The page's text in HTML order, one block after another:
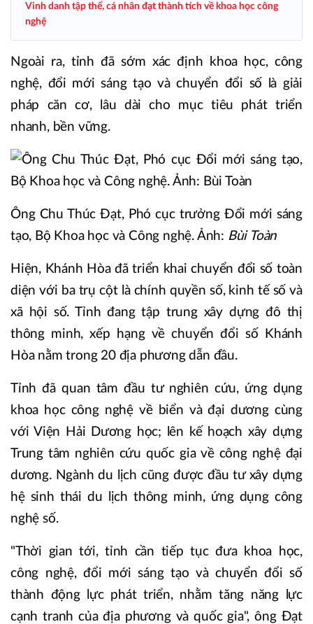
Vinh danh tập thể, cá nhân đạt thành tích về khoa học công
nghệ
Ngoài ra, tỉnh đã sớm xác định khoa học, công
nghệ, đổi mới sáng tạo và chuyển đổi số là giải
pháp căn cơ, lâu dài cho mục tiêu phát triển
nhanh, bền vững.
Ông Chu Thúc Đạt, Phó cục trưởng Đổi mới sáng
tạo, Bộ Khoa học và Công nghệ. Ảnh: Bùi Toàn
Hiện, Khánh Hòa đã triển khai chuyển đổi số toàn
diện với ba trụ cột là chính quyền số, kinh tế số và
xã hội số. Tỉnh đang tập trung xây dựng đô thị
thông minh, xếp hạng về chuyển đổi số Khánh
Hòa nằm trong 20 địa phương dẫn đầu.
Tỉnh đã quan tâm đầu tư nghiên cứu, ứng dụng
khoa học công nghệ về biển và đại dương cùng
với Viện Hải Dương học; lên kế hoạch xây dựng
Trung tâm nghiên cứu quốc gia về công nghệ đại
dương. Ngành du lịch cũng được đầu tư xây dựng
hệ sinh thái du lịch thông minh, ứng dụng công
nghệ số.
"Thời gian tới, tỉnh cần tiếp tục đưa khoa học,
công nghệ, đổi mới sáng tạo và chuyển đổi số
thành động lực phát triển, nhằm tăng năng lực
cạnh tranh của địa phương và quốc gia", ông Đạt